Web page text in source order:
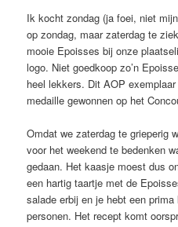
Ik kocht zondag (ja foei, niet
op zondag, maar zaterdag te
mooie Epoisses bij onze
logo. Niet goedkoop zo’n
heel lekkers. Dit AOP
medaille gewonnen op het
Omdat we zaterdag te grieperig
voor het weekend te bedenken
gedaan. Het kaasje moest dus
een hartig taartje met de
salade erbij en je hebt een
personen. Het recept komt